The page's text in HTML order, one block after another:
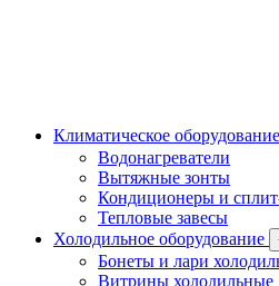
Климатическое оборудование
Водонагреватели
Вытяжные зонты
Кондиционеры и
Тепловые завесы
Холодильное оборудование
Бонеты и лари
Витрины холодильные